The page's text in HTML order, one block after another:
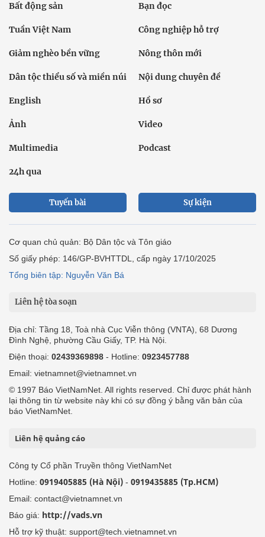
Bất động sản Bạn đọc
Tuần Việt Nam Công nghiệp hỗ trợ
Giảm nghèo bền vững Nông thôn mới
Dân tộc thiểu số và miền núi Nội dung chuyên đề
English Hồ sơ
Ảnh Video
Multimedia Podcast
24h qua
Tuyến bài Sự kiện
Cơ quan chủ quản: Bộ Dân tộc và Tôn giáo
Số giấy phép: 146/GP-BVHTTDL, cấp ngày 17/10/2025
Tổng biên tập: Nguyễn Văn Bá
Liên hệ tòa soạn
Địa chỉ: Tầng 18, Toà nhà Cục Viễn thông (VNTA), 68 Dương
Đình Nghệ, phường Cầu Giấy, TP. Hà Nội.
Điện thoại: 02439369898 - Hotline: 0923457788
Email: vietnamnet@vietnamnet.vn
© 1997 Báo VietNamNet. All rights reserved. Chỉ được phát hành
lại thông tin từ website này khi có sự đồng ý bằng văn bản của
báo VietNamNet.
Liên hệ quảng cáo
Công ty Cổ phần Truyền thông VietNamNet
Hotline: 0919405885 (Hà Nội) - 0919435885 (Tp.HCM)
Email: contact@vietnamnet.vn
Báo giá: http://vads.vn
Hỗ trợ kỹ thuật: support@tech.vietnamnet.vn